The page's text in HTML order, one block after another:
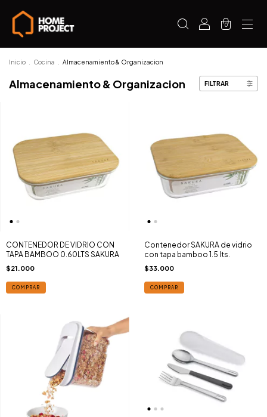
0
Inicio Cocina Almacenamiento & Organizacion
Almacenamiento & Organizacion FILTRAR
CONTENEDOR DE VIDRIO CON
TAPA BAMBOO 0.60LTS SAKURA
$21.000
COMPRAR
Contenedor SAKURA de vidrio
con tapa bamboo 1.5 lts.
$33.000
COMPRAR